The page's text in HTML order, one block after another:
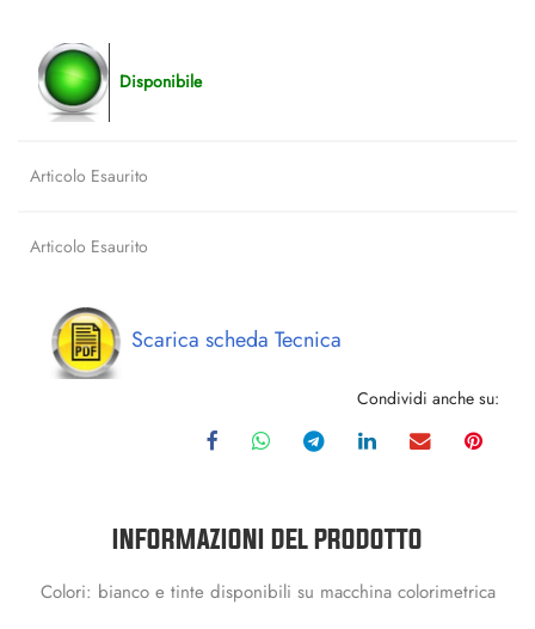
Disponibile
Articolo Esaurito
Articolo Esaurito
Scarica scheda Tecnica
Condividi anche su:
INFORMAZIONI DEL PRODOTTO
Colori: bianco e tinte disponibili su macchina colorimetrica